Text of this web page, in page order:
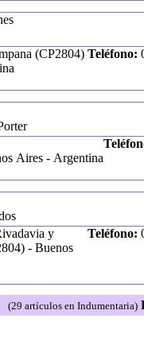
(CP2804) Teléfono:
Aires - Argentina
y
- Buenos
Teléfono:
(29 artículos en Indumentaria)